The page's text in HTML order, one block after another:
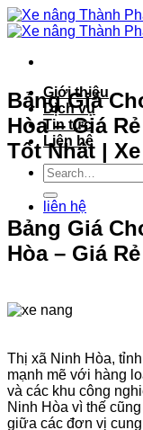
Bỏ
qua
dung
Giới thiệu
Dịch vụ
Tin tức
Liên hệ
liên hệ
Bảng Giá
Hòa – Giá
Tốt Nhất |
Bảng Giá
Hòa – Giá
Thị xã Ninh Hòa,
mạnh mẽ với hàng
và các khu công
Ninh Hòa vì thế
giữa các đơn vị